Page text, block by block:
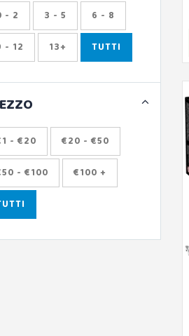
- 2 3 - 5 6 - 8
- 12 13+ TUTTI
- €20 €20 - €50
- €100 €100 +